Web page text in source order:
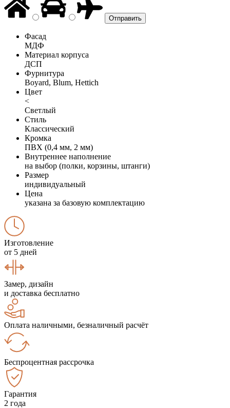
Фасад
МДФ
Материал корпуса
ДСП
Фурнитура
Boyard, Blum, Hettich
Цвет
<
Светлый
Стиль
Классический
Кромка
ПВХ (0,4 мм, 2 мм)
Внутреннее наполнение
на выбор (полки, корзины, штанги)
Размер
индивидуальный
Цена
указана за базовую комплектацию
Изготовление
от 5 дней
Замер, дизайн
и доставка бесплатно
Оплата наличными, безналичный расчёт
Беспроцентная рассрочка
Гарантия
2 года